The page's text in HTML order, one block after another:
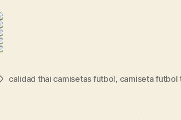
calidad thai camisetas futbol, camiseta futbol